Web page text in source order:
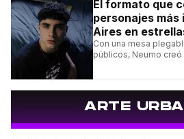
El formato que
personajes más
Aires en
Con una mesa
públicos, Neumo creó
ARTE